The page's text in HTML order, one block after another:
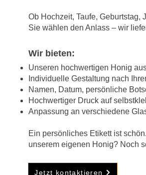
Ob Hochzeit, Taufe, Geburtstag,
Sie wählen den Anlass – wir
Wir bieten:​
Unseren hochwertigen Honig
Individuelle Gestaltung nach
Namen, Datum, persönliche
Hochwertiger Druck auf
Anpassung an verschiedene
​Ein persönliches Etikett ist schön.
unserem eigenen Honig? Noch
Jetzt kontaktieren